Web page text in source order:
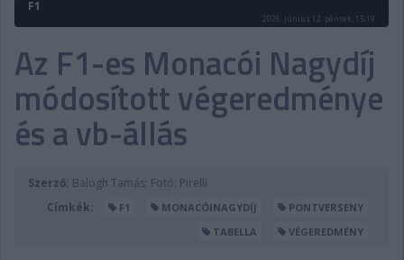
PODCAST
SHOP
DIGITÁLIS MAGAZIN
PONTÁLLÁSOK
VERSENYNAPTÁRAK
F1
2026. június 12. péntek, 15:19
Az F1-es Monacói Nagydíj
módosított végeredménye
és a vb-állás
Szerző: Balogh Tamás; Fotó: Pirelli
Címkék:
F1 MONACÓINAGYDÍJ
PONTVERSENY
TABELLA
VÉGEREDMÉNY